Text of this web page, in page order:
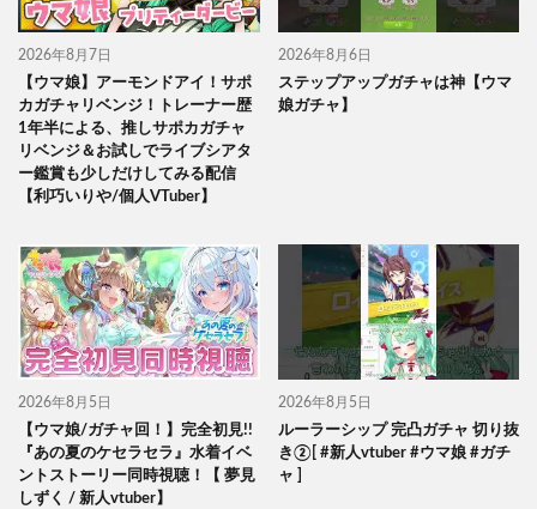
2026年8月7日
【ウマ娘】アーモンドアイ！サポ
カガチャリベンジ！トレーナー歴
1年半による、推しサポカガチャ
リベンジ＆お試しでライブシアタ
ー鑑賞も少しだけしてみる配信
【利巧いりや/個人VTuber】
2026年8月6日
ステップアップガチャは神【ウマ
娘ガチャ】
2026年8月5日
【ウマ娘/ガチャ回！】完全初見!!
『あの夏のケセラセラ』水着イベ
ントストーリー同時視聴！【 夢見
しずく / 新人vtuber】
2026年8月5日
ルーラーシップ 完凸ガチャ 切り抜
き②[ #新人vtuber #ウマ娘 #ガチ
ャ ]